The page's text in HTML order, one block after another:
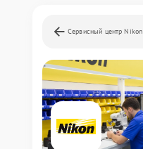
Сервисный центр Nikon